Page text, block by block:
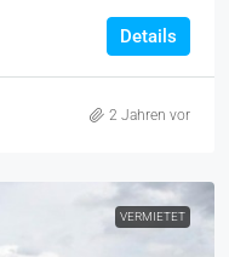
Details
2 Jahren vor
VERMIETET